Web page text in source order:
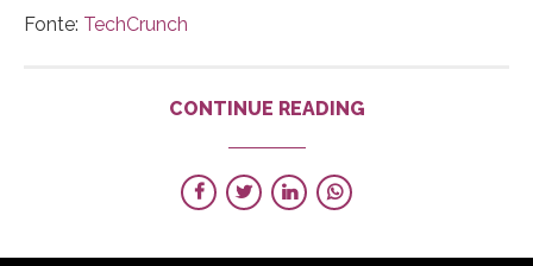
Fonte: TechCrunch
CONTINUE READING